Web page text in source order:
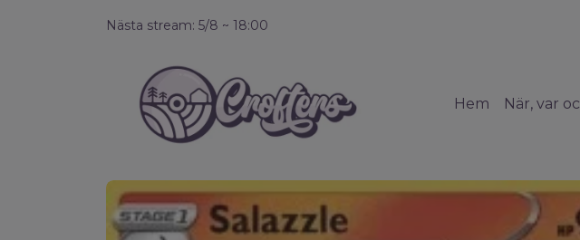
Nästa stream: 5/8 ~ 18:00
Hem När, var